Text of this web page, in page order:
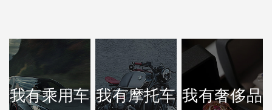
我有乘用车 我有摩托车 我有奢侈品